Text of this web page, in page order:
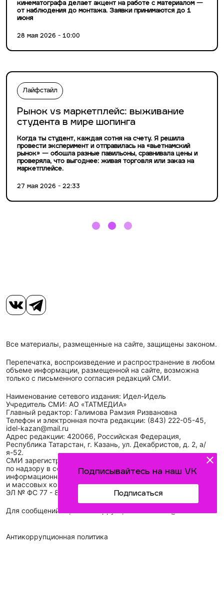
кинематографа делает акцент на работе с материалом —
от наблюдения до монтажа. Заявки принимаются до 1
июня
28 мая 2026 - 10:00
Лайфстайл
Рынок vs маркетплейс: выживание
студента в мире шопинга
Когда ты студент, каждая сотня на счету. Я решила
провести эксперимент и отправилась на «вьетнамский
рынок» — обошла разные павильоны, сравнивала цены и
проверяла, что выгоднее: живая торговля или заказ на
маркетплейсе.
27 мая 2026 - 22:33
Подписывайтесь на наш VK
Подписаться
Все материалы, размещенные на сайте, защищены законом.
Перепечатка, воспроизведение и распространение в любом
объеме информации, размещенной на сайте, возможна
только с письменного согласия редакций СМИ.
Наименование сетевого издания: Идел-Идель
Учредитель СМИ: АО «ТАТМЕДИА»
Главный редактор: Галимова Рамзия Ризвановна
Телефон и электронная почта редакции: (843) 222-05-45,
idel-kazan@mail.ru
Адрес редакции: 420066, Российская Федерация,
Республика Татарстан, г. Казань, ул. Декабристов, д. 2, а/
я-52.
СМИ зарегистрировано Федеральной службой
по надзору в сфере связи,
информационных технологий
и массовых коммуникаций (Роскомнадзор)
ЭЛ № ФС 77 - 89431 от 14.05.2025
Для сообщений о фактах коррупции: idel-kazan@mail.ru
Антикоррупционная политика